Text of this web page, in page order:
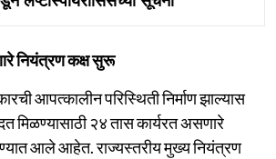
नियंत्रण कक्ष सुरू
आपत्कालीन परिस्थिती निर्माण झाल्यास
मिळण्यासाठी २४ तास कार्यरत असणारे
आले आहेत. राज्यस्तरीय मुख्य नियंत्रण